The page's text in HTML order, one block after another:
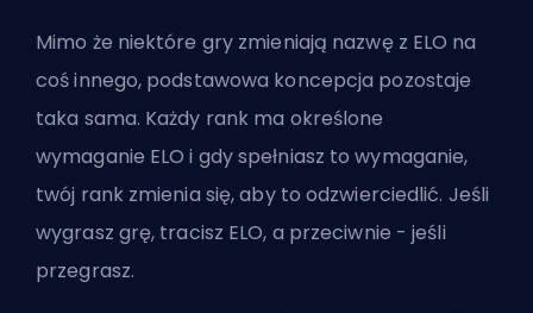
Mimo że niektóre gry zmieniają nazwę z ELO na
coś innego, podstawowa koncepcja pozostaje
taka sama. Każdy rank ma określone
wymaganie ELO i gdy spełniasz to wymaganie,
twój rank zmienia się, aby to odzwierciedlić. Jeśli
wygrasz grę, tracisz ELO, a przeciwnie - jeśli
przegrasz.